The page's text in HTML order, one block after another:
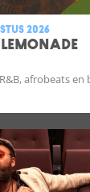
2026
afrobeats en